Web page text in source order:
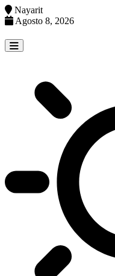
Nayarit
Agosto 8, 2026
to
content